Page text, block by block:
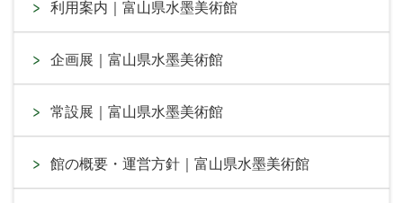
利用案内｜富山県水墨美術館
企画展｜富山県水墨美術館
常設展｜富山県水墨美術館
館の概要・運営方針｜富山県水墨美術館